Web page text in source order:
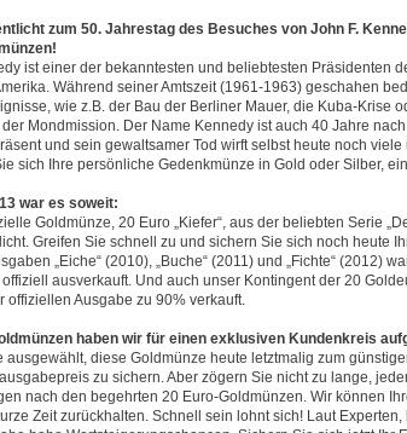
zum 50. Jahrestag des Besuches von John F.
ist einer der bekanntesten und beliebtesten Präsidenten
Während seiner Amtszeit (1961-1963) geschahen
wie z.B. der Bau der Berliner Mauer, die Kuba-Krise
Mondmission. Der Name Kennedy ist auch 40 Jahre nach
und sein gewaltsamer Tod wirft selbst heute noch
sich Ihre persönliche Gedenkmünze in Gold oder Silber,
war es soweit:
Goldmünze, 20 Euro „Kiefer“, aus der beliebten Serie
Greifen Sie schnell zu und sichern Sie sich noch heute
„Eiche“ (2010), „Buche“ (2011) und „Fichte“ (2012)
offiziell ausverkauft. Und auch unser Kontingent der 20
offiziellen Ausgabe zu 90% verkauft.
haben wir für einen exklusiven Kundenkreis
ausgewählt, diese Goldmünze heute letztmalig zum
zu sichern. Aber zögern Sie nicht zu lange,
nach den begehrten 20 Euro-Goldmünzen. Wir können
Zeit zurückhalten. Schnell sein lohnt sich! Laut Experten,